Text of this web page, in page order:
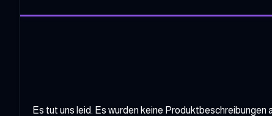
Es tut uns leid. Es wurden keine